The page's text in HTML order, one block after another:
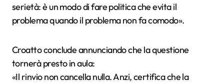
serietà: è un modo di fare politica che evita il
problema quando il problema non fa comodo».
Croatto conclude annunciando che la questione
tornerà presto in aula:
«Il rinvio non cancella nulla. Anzi, certifica che la